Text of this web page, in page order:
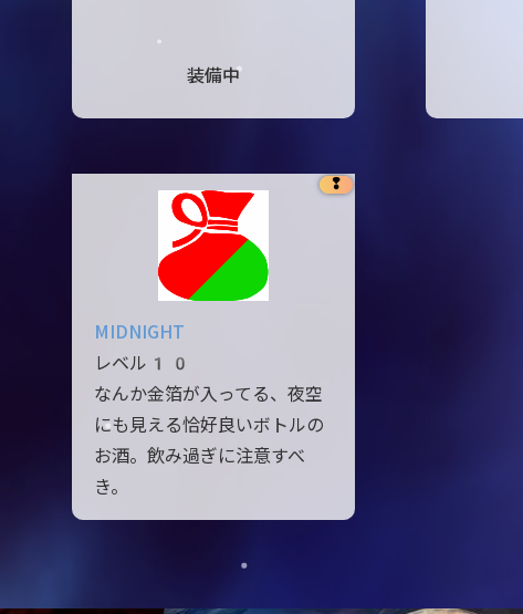
装備中
❢
MIDNIGHT
レベル10
なんか金箔が入ってる、夜空
にも見える恰好良いボトルの
お酒。飲み過ぎに注意すべ
き。